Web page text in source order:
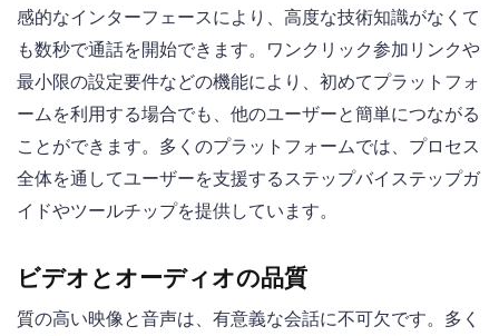
感的なインターフェースにより、高度な技術知識がなくて
も数秒で通話を開始できます。ワンクリック参加リンクや
最小限の設定要件などの機能により、初めてプラットフォ
ームを利用する場合でも、他のユーザーと簡単につながる
ことができます。多くのプラットフォームでは、プロセス
全体を通してユーザーを支援するステップバイステップガ
イドやツールチップを提供しています。
ビデオとオーディオの品質
質の高い映像と音声は、有意義な会話に不可欠です。多く